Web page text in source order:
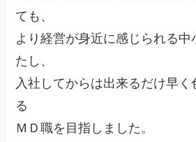
ても、
より経営が身近に感じられる中
たし、
入社してからは出来るだけ早
る
ＭＤ職を目指しました。